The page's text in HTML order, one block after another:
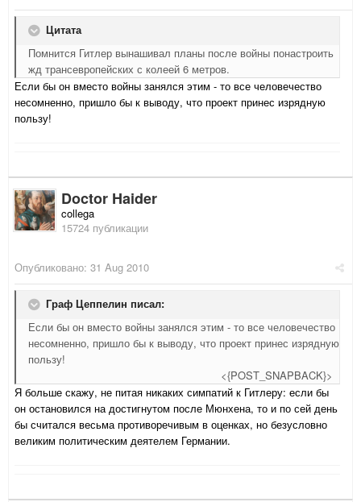
Цитата
Помнится Гитлер вынашивал планы после войны понастроить
жд трансевропейских с колеей 6 метров.
Если бы он вместо войны занялся этим - то все человечество
несомненно, пришло бы к выводу, что проект принес изрядную
пользу!
Doctor Haider
collega
15724 публикации
Опубликовано: 31 Aug 2010
Граф Цеппелин писал:
Если бы он вместо войны занялся этим - то все человечество
несомненно, пришло бы к выводу, что проект принес изрядную
пользу!
<{POST_SNAPBACK}>
Я больше скажу, не питая никаких симпатий к Гитлеру: если бы
он остановился на достигнутом после Мюнхена, то и по сей день
бы считался весьма противоречивым в оценках, но безусловно
великим политическим деятелем Германии.